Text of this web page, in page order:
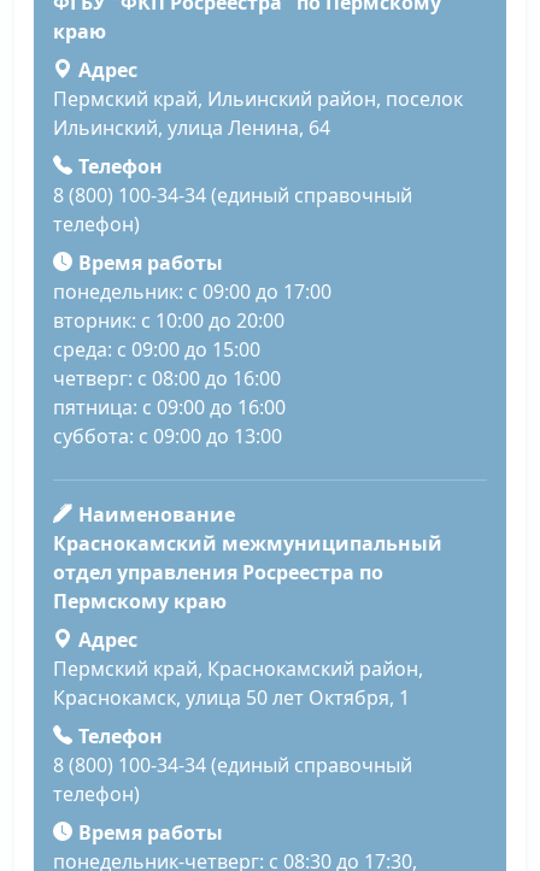
краю
Адрес
Пермский край, Ильинский район, поселок
Ильинский, улица Ленина, 64
Телефон
8 (800) 100-34-34 (единый справочный
телефон)
Время работы
понедельник: с 09:00 до 17:00
вторник: с 10:00 до 20:00
среда: с 09:00 до 15:00
четверг: с 08:00 до 16:00
пятница: с 09:00 до 16:00
суббота: с 09:00 до 13:00
Наименование
Краснокамский межмуниципальный
отдел управления Росреестра по
Пермскому краю
Адрес
Пермский край, Краснокамский район,
Краснокамск, улица 50 лет Октября, 1
Телефон
8 (800) 100-34-34 (единый справочный
телефон)
Время работы
понедельник-четверг: с 08:30 до 17:30,